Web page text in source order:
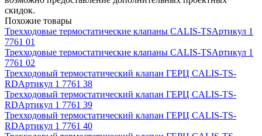
скидок.
Похожие товары
Трехходовые термостатические клапаны CALIS-TSАртикул 1
7761 01
Трехходовые термостатические клапаны CALIS-TSАртикул 1
7761 02
Трехходовый термостатический клапан ГЕРЦ CALIS-TS-
RDАртикул 1 7761 38
Трехходовый термостатический клапан ГЕРЦ CALIS-TS-
RDАртикул 1 7761 39
Трехходовый термостатический клапан ГЕРЦ CALIS-TS-
RDАртикул 1 7761 40